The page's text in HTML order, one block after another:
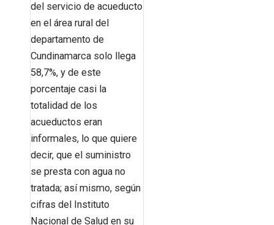
del servicio de acueducto
en el área rural del
departamento de
Cundinamarca solo llega
58,7%, y de este
porcentaje casi la
totalidad de los
acueductos eran
informales, lo que quiere
decir, que el suministro
se presta con agua no
tratada; así mismo, según
cifras del Instituto
Nacional de Salud en su